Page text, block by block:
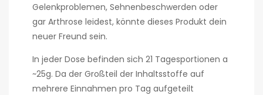
Gelenkproblemen, Sehnenbeschwerden oder
gar Arthrose leidest, könnte dieses Produkt dein
neuer Freund sein.
In jeder Dose befinden sich 21 Tagesportionen a
~25g. Da der Großteil der Inhaltsstoffe auf
mehrere Einnahmen pro Tag aufgeteilt